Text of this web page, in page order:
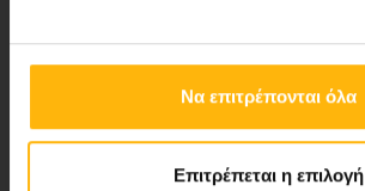
Να επιτρέπονται όλα
Επιτρέπεται η επιλογή
Νέα - Δελτία Τύπου
Blog